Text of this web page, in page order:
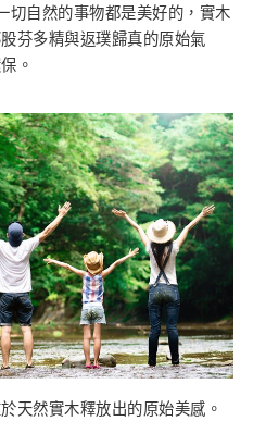
切自然的事物都是美好的，實木
芬多精與返璞歸真的原始氣
。
天然實木釋放出的原始美感。